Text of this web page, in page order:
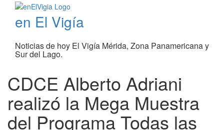
en El Vigía
Noticias de hoy El Vigía Mérida, Zona Panamericana y
Sur del Lago.
CDCE Alberto Adriani
realizó la Mega Muestra
del Programa Todas las